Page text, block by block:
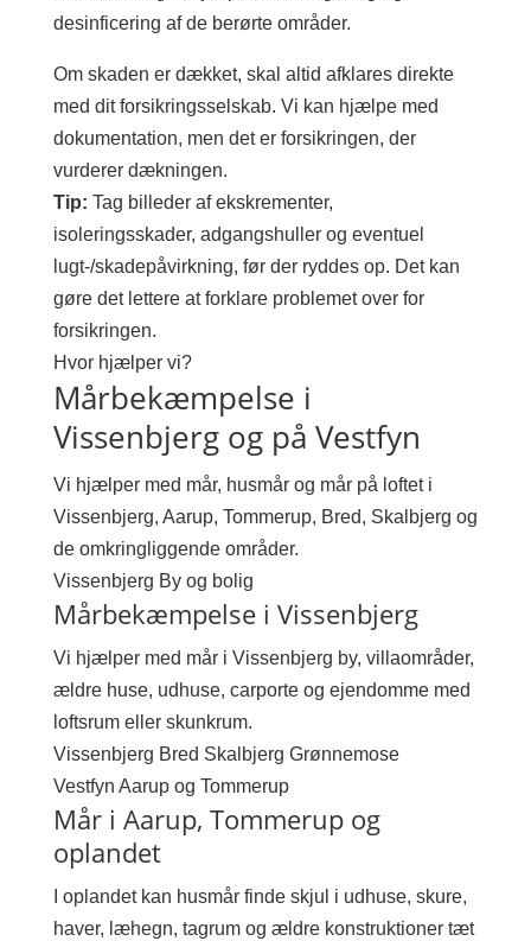
desinficering af de berørte områder.
Om skaden er dækket, skal altid afklares direkte
med dit forsikringsselskab. Vi kan hjælpe med
dokumentation, men det er forsikringen, der
vurderer dækningen.
Tip: Tag billeder af ekskrementer,
isoleringsskader, adgangshuller og eventuel
lugt-/skadepåvirkning, før der ryddes op. Det kan
gøre det lettere at forklare problemet over for
forsikringen.
Hvor hjælper vi?
Mårbekæmpelse i
Vissenbjerg og på Vestfyn
Vi hjælper med mår, husmår og mår på loftet i
Vissenbjerg, Aarup, Tommerup, Bred, Skalbjerg og
de omkringliggende områder.
Vissenbjerg By og bolig
Mårbekæmpelse i Vissenbjerg
Vi hjælper med mår i Vissenbjerg by, villaområder,
ældre huse, udhuse, carporte og ejendomme med
loftsrum eller skunkrum.
Vissenbjerg Bred Skalbjerg Grønnemose
Vestfyn Aarup og Tommerup
Mår i Aarup, Tommerup og
oplandet
I oplandet kan husmår finde skjul i udhuse, skure,
haver, læhegn, tagrum og ældre konstruktioner tæt